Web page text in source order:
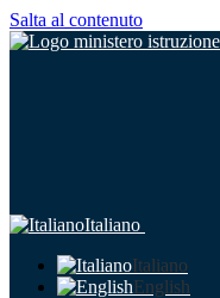
Salta al contenuto
Italiano
Italiano
English